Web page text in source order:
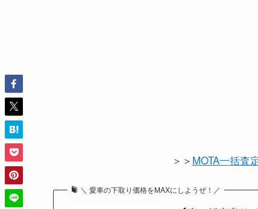
＞＞ MOTA一括査
＼ 愛車の下取り価格をMAXにしようぜ！／